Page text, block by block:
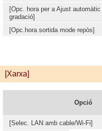
[Opc. hora per a Ajust automàtic
gradació]
[Opc.hora sortida mode repòs]
[Xarxa]
Opció
[Selec. LAN amb cable/Wi-Fi]